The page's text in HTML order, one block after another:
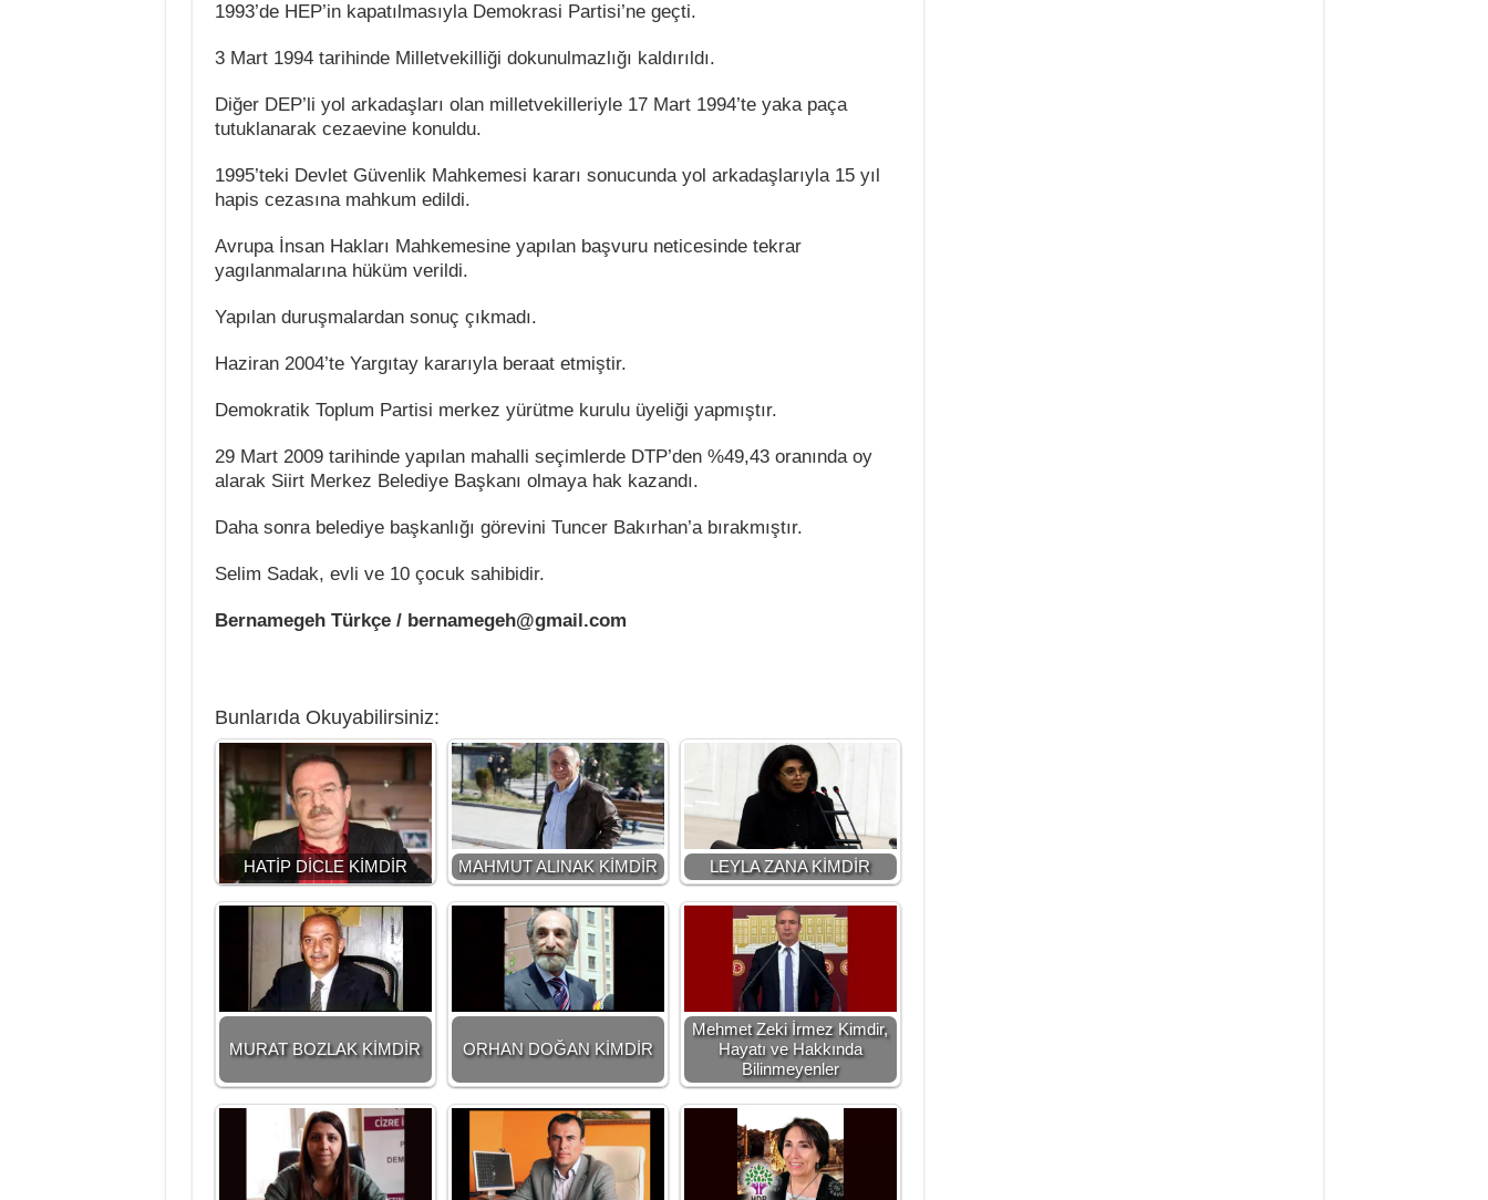
1993’de HEP’in kapatılmasıyla Demokrasi Partisi’ne geçti.
3 Mart 1994 tarihinde Milletvekilliği dokunulmazlığı kaldırıldı.
Diğer DEP’li yol arkadaşları olan milletvekilleriyle 17 Mart 1994’te yaka paça
tutuklanarak cezaevine konuldu.
1995’teki Devlet Güvenlik Mahkemesi kararı sonucunda yol arkadaşlarıyla 15 yıl
hapis cezasına mahkum edildi.
Avrupa İnsan Hakları Mahkemesine yapılan başvuru neticesinde tekrar
yagılanmalarına hüküm verildi.
Yapılan duruşmalardan sonuç çıkmadı.
Haziran 2004’te Yargıtay kararıyla beraat etmiştir.
Demokratik Toplum Partisi merkez yürütme kurulu üyeliği yapmıştır.
29 Mart 2009 tarihinde yapılan mahalli seçimlerde DTP’den %49,43 oranında oy
alarak Siirt Merkez Belediye Başkanı olmaya hak kazandı.
Daha sonra belediye başkanlığı görevini Tuncer Bakırhan’a bırakmıştır.
Selim Sadak, evli ve 10 çocuk sahibidir.
Bernamegeh Türkçe / bernamegeh@gmail.com
Bunlarıda Okuyabilirsiniz:
HATİP DİCLE KİMDİR MAHMUT ALINAK KİMDİR LEYLA ZANA KİMDİR
MURAT BOZLAK KİMDİR ORHAN DOĞAN KİMDİR
Mehmet Zeki İrmez Kimdir,
Hayatı ve Hakkında
Bilinmeyenler